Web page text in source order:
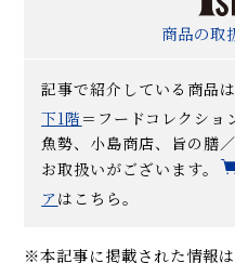
商品の取
記事で紹介している商品は
下1階 ＝フードコレクショ
魚勢、小島商店、旨の膳
お取扱いがございます。
アはこちら。
※本記事に掲載された情報